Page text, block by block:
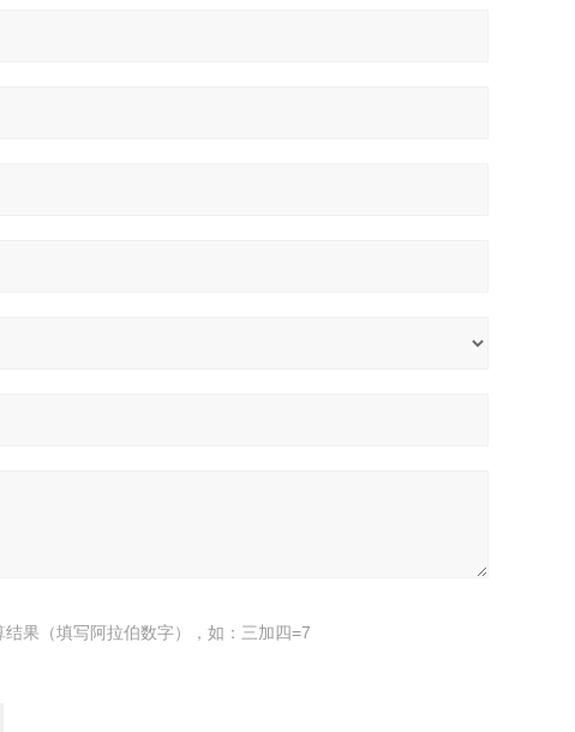
结果（填写阿拉伯数字），如：三加四=7